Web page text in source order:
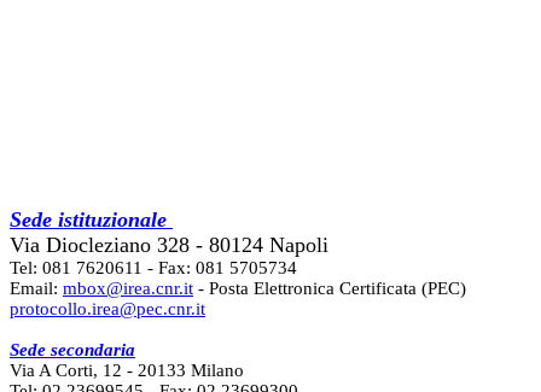
Sede istituzionale
Via Diocleziano 328 - 80124 Napoli
Tel: 081 7620611 - Fax: 081 5705734
Email: mbox@irea.cnr.it - Posta Elettronica Certificata (PEC)
protocollo.irea@pec.cnr.it
Sede secondaria
Via A Corti, 12 - 20133 Milano